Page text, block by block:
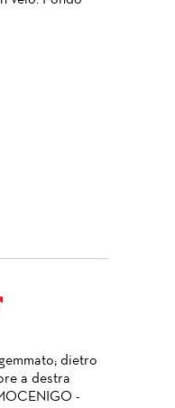
dietro
a destra
-